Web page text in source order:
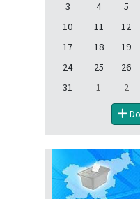
3
4 5
10
11 12
17
18 19
24
25 26
31
1 2